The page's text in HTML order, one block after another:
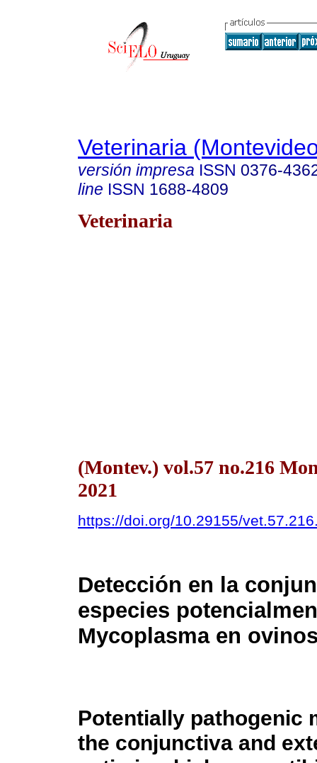
Veterinaria
versión impresa ISSN 0376-
line ISSN 1688-4809
Veterinaria
(Montev.) vol.57 no.216
2021
https://doi.org/10.29155/
Detección en la
especies
Mycoplasma en
Potentially pathogenic
the conjunctiva and